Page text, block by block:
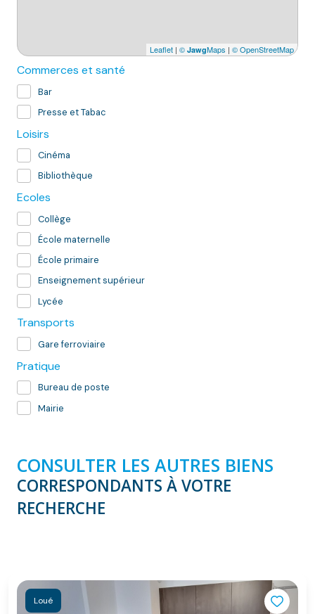
Leaflet | © JawgMaps | © OpenStreetMap
Commerces et santé
Bar
Presse et Tabac
Loisirs
Cinéma
Bibliothèque
Ecoles
Collège
École maternelle
École primaire
Enseignement supérieur
Lycée
Transports
Gare ferroviaire
Pratique
Bureau de poste
Mairie
CONSULTER LES AUTRES BIENS
CORRESPONDANTS À VOTRE
RECHERCHE
Loué